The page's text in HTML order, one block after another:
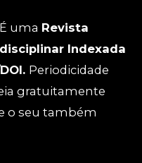
uma Revista
Indexada
Periodicidade
gratuitamente
o seu também